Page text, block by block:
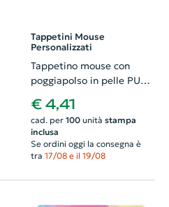
Tappetini Mouse
Personalizzati
Tappetino mouse con
poggiapolso in pelle PU
€ 4,41
cad. per 100unità stampa
inclusa
Se ordini oggi la consegna è
tra 17/08 e il 19/08